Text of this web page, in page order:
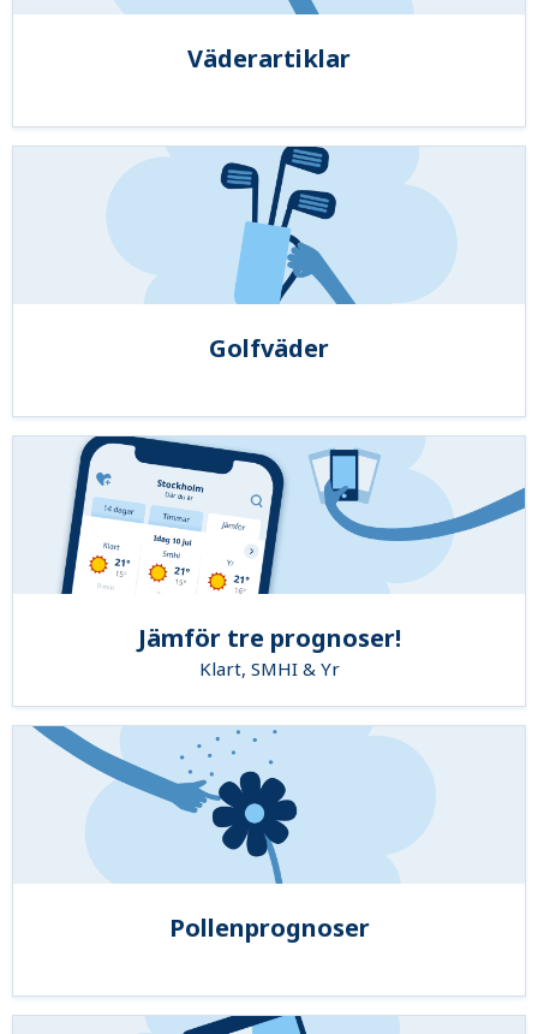
Väderartiklar
Golfväder
Jämför tre prognoser!
Klart, SMHI & Yr
Pollenprognoser